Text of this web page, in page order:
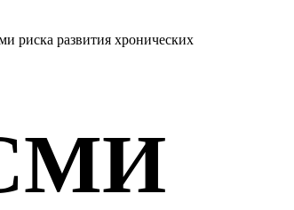
риска развития хронических